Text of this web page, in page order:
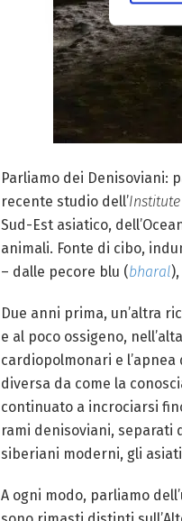
Parliamo dei Denisoviani:
recente studio dell’
Sud-Est asiatico,
animali. Fonte di cibo,
– dalle pecore blu (bharal
Due anni prima, un’altra
e al poco ossigeno,
cardiopolmonari e
diversa da come la
continuato a incrociarsi
rami denisoviani, separati
siberiani moderni, gli
A ogni modo, parliamo